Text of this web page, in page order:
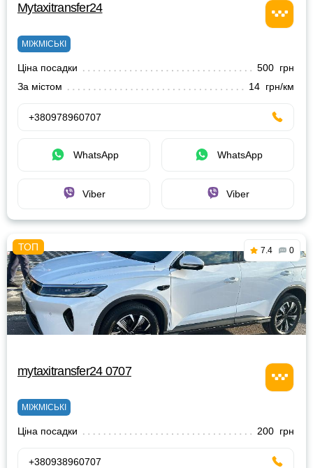
Mytaxitransfer24
МІЖМІСЬКІ
Ціна посадки
500 грн
За містом
14 грн/км
+380978960707
WhatsApp WhatsApp
Viber Viber
7.4 0
mytaxitransfer24 0707
МІЖМІСЬКІ
Ціна посадки 200 грн
+380938960707